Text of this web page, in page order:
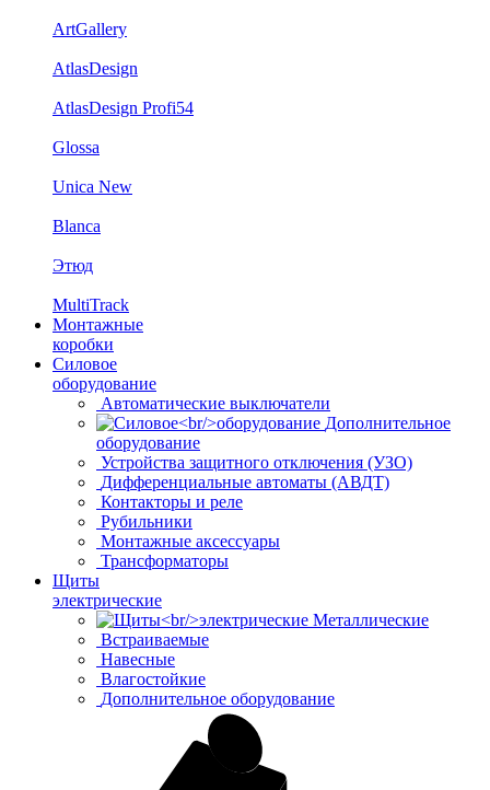
ArtGallery
AtlasDesign
AtlasDesign Profi54
Glossa
Unica New
Blanca
Этюд
MultiTrack
Монтажные
коробки
Силовое
оборудование
Автоматические выключатели
Дополнительное
оборудование
Устройства защитного отключения (УЗО)
Дифференциальные автоматы (АВДТ)
Контакторы и реле
Рубильники
Монтажные аксессуары
Трансформаторы
Щиты
электрические
Металлические
Встраиваемые
Навесные
Влагостойкие
Дополнительное оборудование